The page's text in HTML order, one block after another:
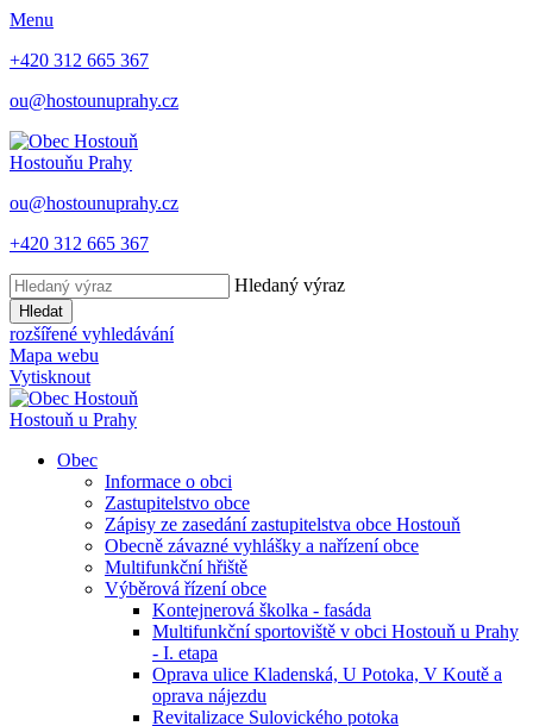
Menu
+420 312 665 367
ou@hostounuprahy.cz
Hostouňu Prahy
ou@hostounuprahy.cz
+420 312 665 367
Hledaný výraz
Hledat
rozšířené vyhledávání
Mapa webu
Vytisknout
Hostouň u Prahy
Obec
Informace o obci
Zastupitelstvo obce
Zápisy ze zasedání zastupitelstva obce Hostouň
Obecně závazné vyhlášky a nařízení obce
Multifunkční hřiště
Výběrová řízení obce
Kontejnerová školka - fasáda
Multifunkční sportoviště v obci Hostouň u Prahy
- I. etapa
Oprava ulice Kladenská, U Potoka, V Koutě a
oprava nájezdu
Revitalizace Sulovického potoka